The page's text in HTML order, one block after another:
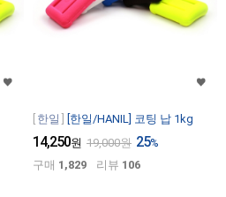
한일 [한일/HANIL] 코팅 납 1kg
14,250원 19,000원 25%
구매 1,829 리뷰 106